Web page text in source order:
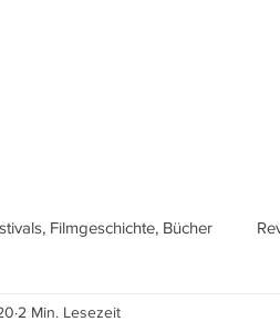
Filmgeschichte, Bücher
2 Min. Lesezeit